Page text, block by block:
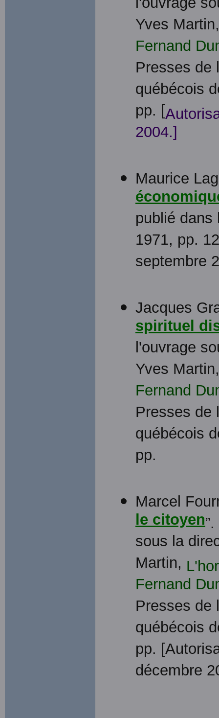
l'ouvrage
Yves
Fernand
Presses de
québécois
pp. [
2004.]
Maurice
publié
1971, pp.
septembre
Jacques
spirituel
l'ouvrage
Yves
Fernand
Presses de
québécois
pp.
Marcel
le citoyen
sous la
Martin,
Fernand
Presses de
québécois
pp.
décembre